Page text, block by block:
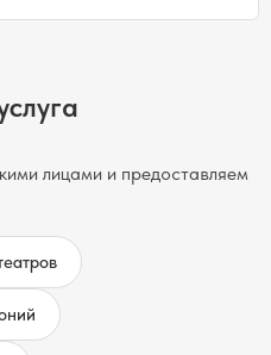
лицами и предоставляем